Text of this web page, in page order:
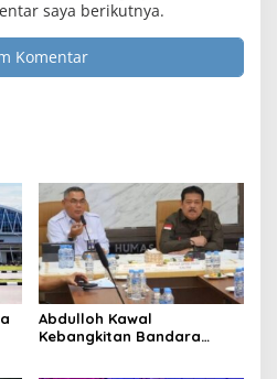
saya berikutnya.
Abdulloh Kawal
Kebangkitan Bandara